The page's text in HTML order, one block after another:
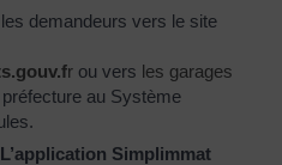
demandeurs vers le site
r ou vers les garages
au Système
Simplimmat